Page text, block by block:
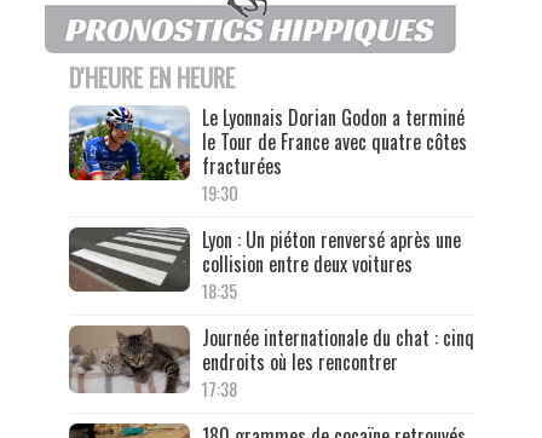
D'HEURE EN HEURE
Le Lyonnais Dorian Godon a terminé
le Tour de France avec quatre côtes
fracturées
19:30
Lyon : Un piéton renversé après une
collision entre deux voitures
18:35
Journée internationale du chat : cinq
endroits où les rencontrer
17:38